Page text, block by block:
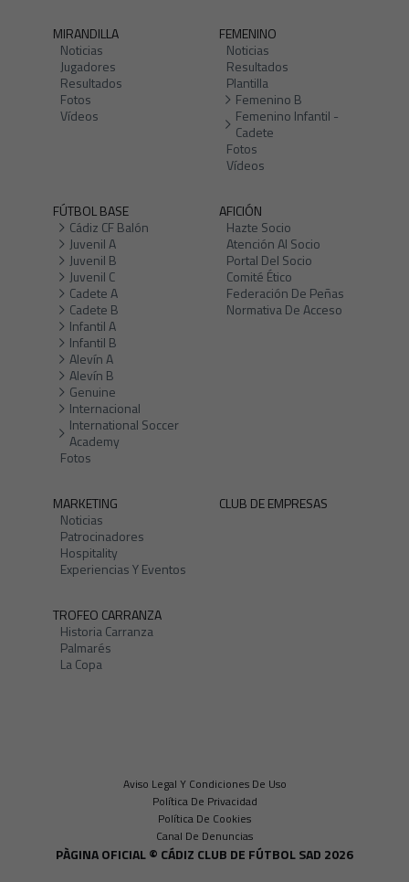
MIRANDILLA
Noticias
Jugadores
Resultados
Fotos
Vídeos
FEMENINO
Noticias
Resultados
Plantilla
Femenino B
Femenino Infantil -
Cadete
Fotos
Vídeos
FÚTBOL BASE
Cádiz CF Balón
Juvenil A
Juvenil B
Juvenil C
Cadete A
Cadete B
Infantil A
Infantil B
Alevín A
Alevín B
Genuine
Internacional
International Soccer
Academy
Fotos
AFICIÓN
Hazte Socio
Atención Al Socio
Portal Del Socio
Comité Ético
Federación De Peñas
Normativa De Acceso
MARKETING
Noticias
Patrocinadores
Hospitality
Experiencias Y Eventos
CLUB DE EMPRESAS
TROFEO CARRANZA
Historia Carranza
Palmarés
La Copa
Aviso Legal Y Condiciones De Uso
Política De Privacidad
Política De Cookies
Canal De Denuncias
PÀGINA OFICIAL © CÁDIZ CLUB DE FÚTBOL SAD 2026